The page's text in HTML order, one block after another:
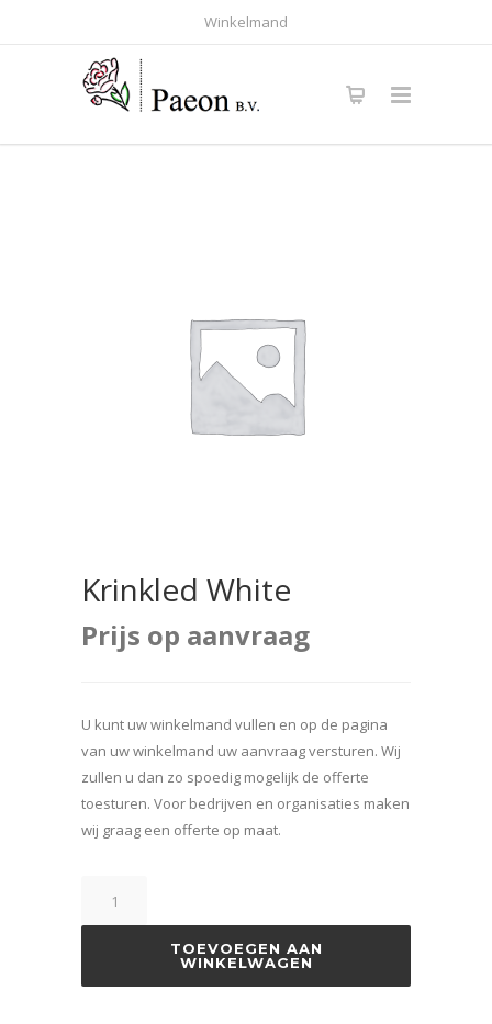
Winkelmand
Krinkled White
Prijs op aanvraag
U kunt uw winkelmand vullen en op de pagina
van uw winkelmand uw aanvraag versturen. Wij
zullen u dan zo spoedig mogelijk de offerte
toesturen. Voor bedrijven en organisaties maken
wij graag een offerte op maat.
TOEVOEGEN AAN
WINKELWAGEN